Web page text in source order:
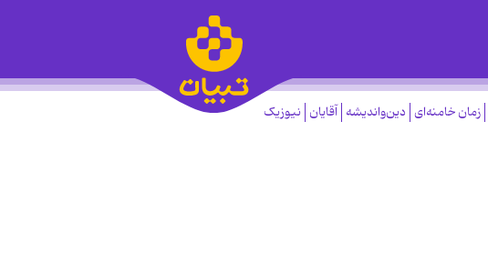
زمان خامنه‌ای دین‌واندیشه آقایان نیوزیک